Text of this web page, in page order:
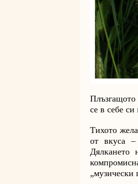
Плъзгащото
се в себе
Тихото
от вкуса –
Дялкането
„музически